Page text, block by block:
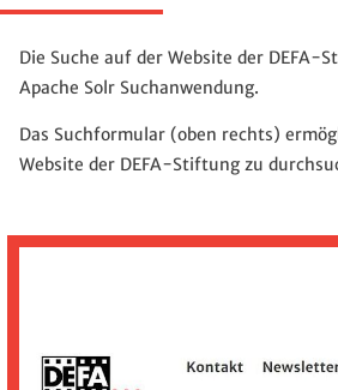
Die Suche auf der Website der DEFA-
Apache Solr Suchanwendung.
Das Suchformular (oben rechts)
Website der DEFA-Stiftung zu